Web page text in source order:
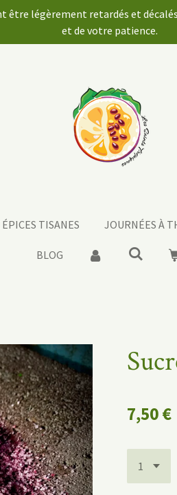
être légèrement retardés et
et de votre patience.
ÉPICES TISANES JOURNÉES À
BLOG
7,50 €